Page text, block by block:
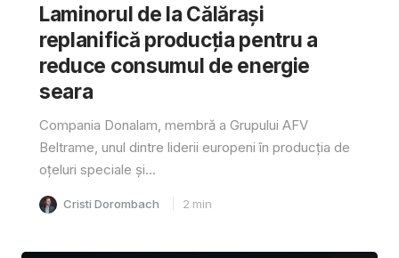
Laminorul de la Călărași
replanifică producția pentru a
reduce consumul de energie
seara
Compania Donalam, membră a Grupului AFV
Beltrame, unul dintre liderii europeni în producția de
oțeluri speciale și...
Cristi Dorombach 2 min